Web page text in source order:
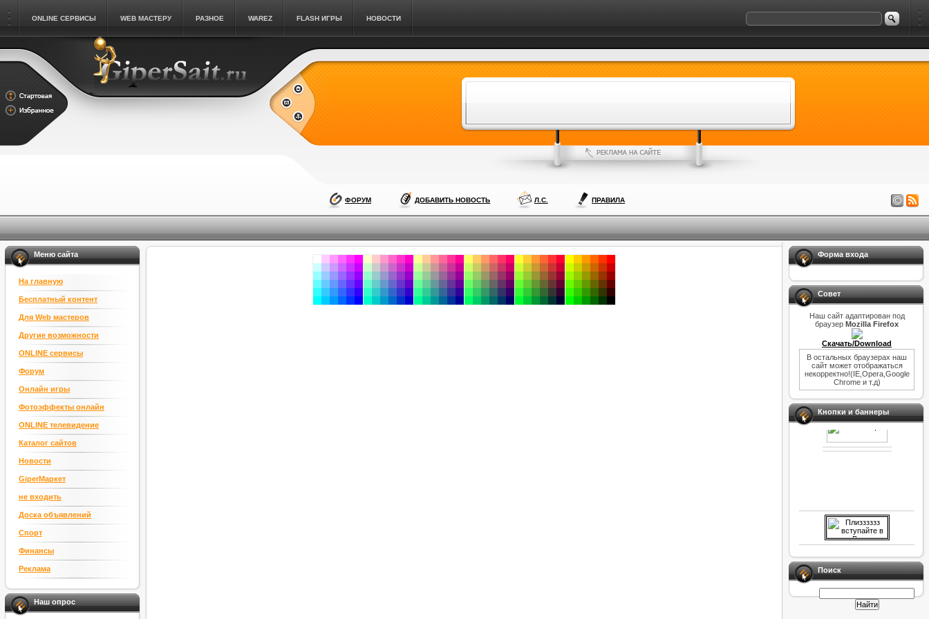
ONLINE СЕРВИСЫ WEB МАСТЕРУ РАЗНОЕ WAREZ FLASH ИГРЫ НОВОСТИ
ФОРУМ ДОБАВИТЬ НОВОСТЬ Л.С. ПРАВИЛА
Меню сайта
На главную
Бесплатный контент
Для Web мастеров
Другие возможности
ONLINE сервисы
Форум
Онлайн игры
Фотоэффекты онлайн
ONLINE телевидение
Каталог сайтов
Новости
GiperМаркет
не входить
Доска объявлений
Спорт
Финансы
Реклама
Наш опрос
Форма входа
Совет
Наш сайт адаптирован под
браузер Mozilla Firefox
Скачать/Download
В остальных браузерах наш
сайт может отображаться
некорректно!(IE,Opera,Google
Chrome и т.д)
Кнопки и баннеры
Поиск